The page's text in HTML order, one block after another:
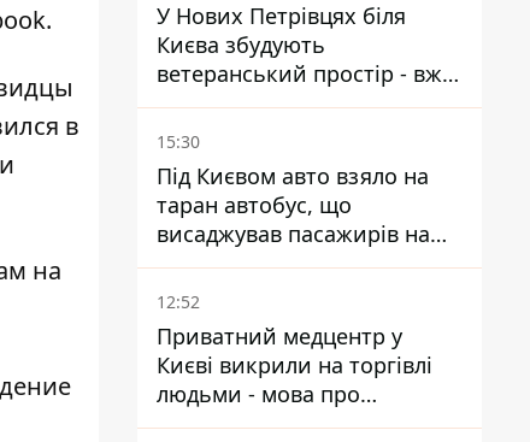
в
на
У Нових Петрівцях біля
Києва збудують
ветеранський простір - вже
знайшли проєктанта
15:30
Під Києвом авто взяло на
таран автобус, що
висаджував пасажирів на
зупинці - пасажирка в
лікарні
12:52
Приватний медцентр у
Києві викрили на торгівлі
людьми - мова про
сурогатне материнство